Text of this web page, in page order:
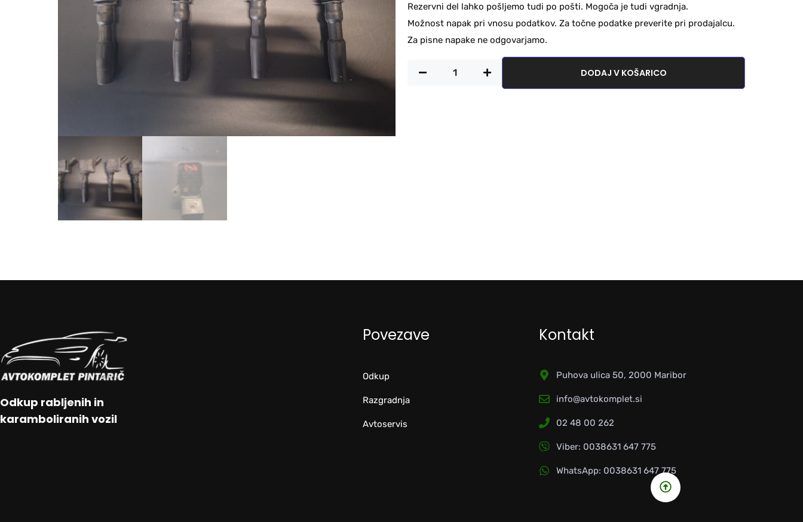
Rezervni del lahko pošljemo tudi po pošti. Mogoča je tudi vgradnja.
Možnost napak pri vnosu podatkov. Za točne podatke preverite pri prodajalcu.
Za pisne napake ne odgovarjamo.
DODAJ V KOŠARICO
Odkup rabljenih in
karamboliranih vozil
Povezave
Odkup
Razgradnja
Avtoservis
Kontakt
Puhova ulica 50, 2000 Maribor
info@avtokomplet.si
02 48 00 262
Viber: 0038631 647 775
WhatsApp: 0038631 647 775